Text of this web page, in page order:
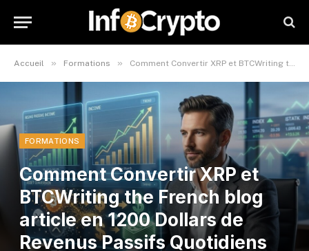
Accueil » Formations » Comment Convertir XRP et BTCWriting the French blog article en 1200 Dollars de Revenus Passifs Quotidiens
FORMATIONS
Comment Convertir XRP et
BTCWriting the French blog
article en 1200 Dollars de
Revenus Passifs Quotidiens